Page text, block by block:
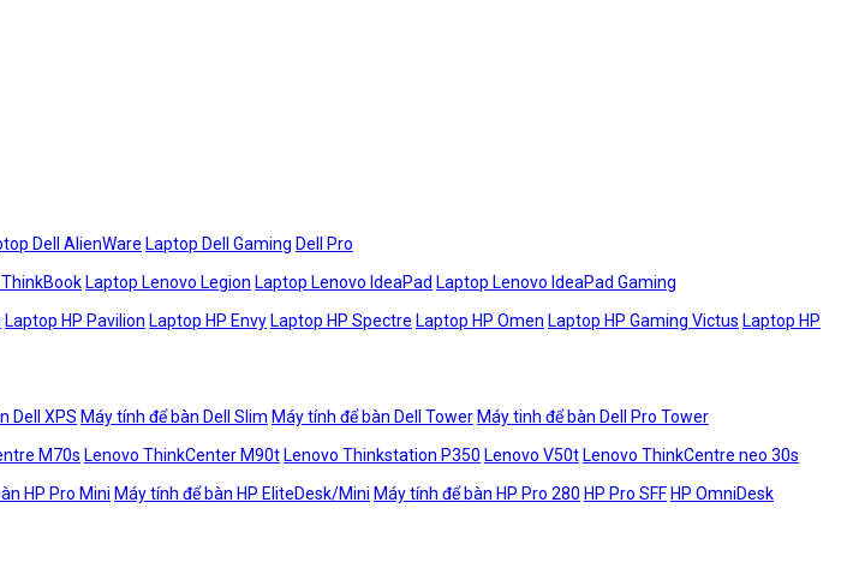
Dell AlienWare Laptop Dell Gaming Dell Pro
Laptop Lenovo Legion Laptop Lenovo IdeaPad Laptop Lenovo IdeaPad Gaming
Laptop HP Pavilion Laptop HP Envy Laptop HP Spectre Laptop HP Omen Laptop HP Gaming Victus Laptop HP
Dell XPS Máy tính để bàn Dell Slim Máy tính để bàn Dell Tower Máy tinh để bàn Dell Pro Tower
M70s Lenovo ThinkCenter M90t Lenovo Thinkstation P350 Lenovo V50t Lenovo ThinkCentre neo 30s
HP Pro Mini Máy tính để bàn HP EliteDesk/Mini Máy tính để bàn HP Pro 280 HP Pro SFF HP OmniDesk